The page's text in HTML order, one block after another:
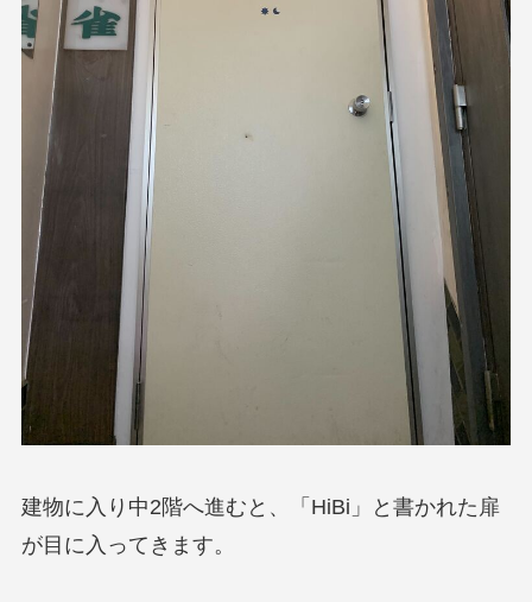
建物に入り中2階へ進むと、「HiBi」と書かれた扉
が目に入ってきます。